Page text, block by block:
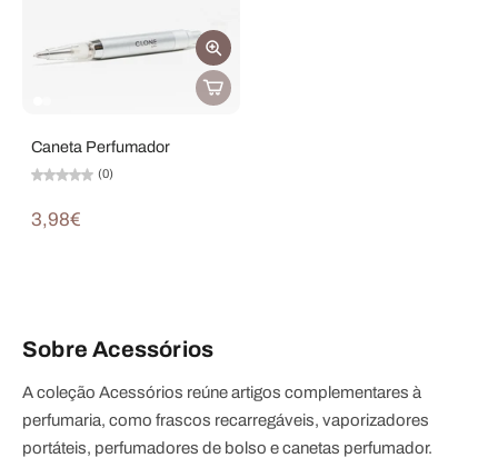
Caneta Perfumador
(0)
3,98€
Sobre Acessórios
A coleção Acessórios reúne artigos complementares à
perfumaria, como frascos recarregáveis, vaporizadores
portáteis, perfumadores de bolso e canetas perfumador.